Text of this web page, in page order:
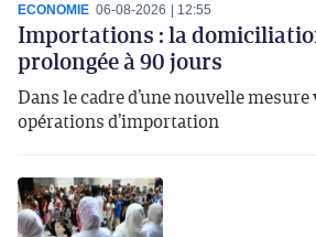
ECONOMIE 06-08-2026 12:55
Importations : la
prolongée à 90 jours
Dans le cadre d’une nouvelle
opérations d’importation